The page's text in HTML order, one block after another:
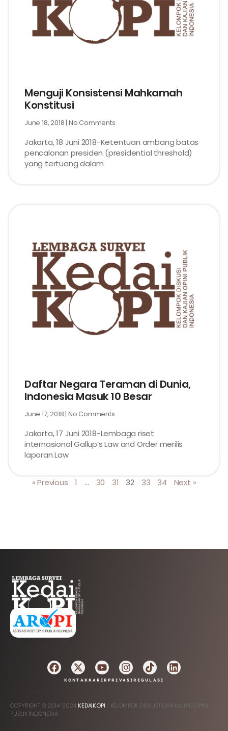
Menguji Konsistensi Mahkamah
Konstitusi
June 18, 2018 No Comments
Jakarta, 18 Juni 2018-Ketentuan ambang batas
pencalonan presiden (presidential threshold)
yang tertuang dalam
Daftar Negara Teraman di Dunia,
Indonesia Masuk 10 Besar
June 17, 2018 No Comments
Jakarta, 17 Juni 2018-Lembaga riset
internasional Gallup’s Law and Order merilis
laporan Law
« Previous 1 … 30 31 32 33 34 Next »
AFILIASI
KONTAK KARIRPRIVASI REGULASI
COPYRIGHT © 2014-2024 KEDAIKOPI :: KELOMPOK DISKUSI DAN KAJIAN OPINI
PUBLIK INDONESIA